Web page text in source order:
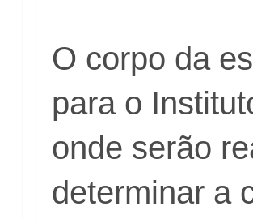
O corpo da
para o
onde serão
determinar a